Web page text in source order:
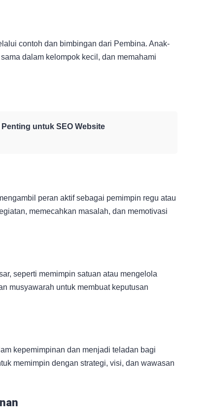
contoh dan bimbingan dari Pembina. Anak-
dalam kelompok kecil, dan memahami
untuk SEO Website
peran aktif sebagai pemimpin regu atau
memecahkan masalah, dan memotivasi
seperti memimpin satuan atau mengelola
musyawarah untuk membuat keputusan
kepemimpinan dan menjadi teladan bagi
memimpin dengan strategi, visi, dan wawasan